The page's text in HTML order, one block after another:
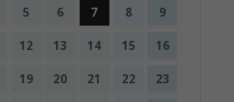
5 6 7 8 9
12 13 14 15 16
19 20 21 22 23